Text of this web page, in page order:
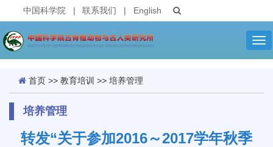
中国科学院 | 联系我们 | English
首页 >> 教育培训 >> 培养管理
培养管理
转发“关于参加2016～2017学年秋季